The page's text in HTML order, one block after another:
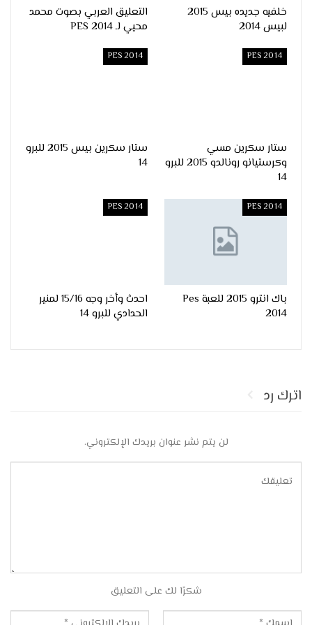
خلفيه جديده بيس 2015
لبيس 2014
التعليق العربي بصوت محمد
محيي لـ PES 2014
PES 2014
ستار سكرين مسي
وكرستيانو رونالدو 2015 للبرو
14
PES 2014
ستار سكرين بيس 2015 للبرو
14
PES 2014
باك انترو 2015 للعبة Pes
2014
PES 2014
احدث وأخر وجه 15/16 لمنير
الحدادي للبرو 14
اترك رد
لن يتم نشر عنوان بريدك الإلكتروني.
شكرًا لك على التعليق